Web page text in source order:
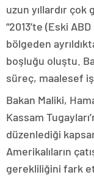
uzun yıllardır çok
“2013’te (Eski
bölgeden
boşluğu oluştu.
süreç, maalesef
Bakan Maliki,
Kassam
düzenlediği
Amerikalıların
gerekliliğini fark